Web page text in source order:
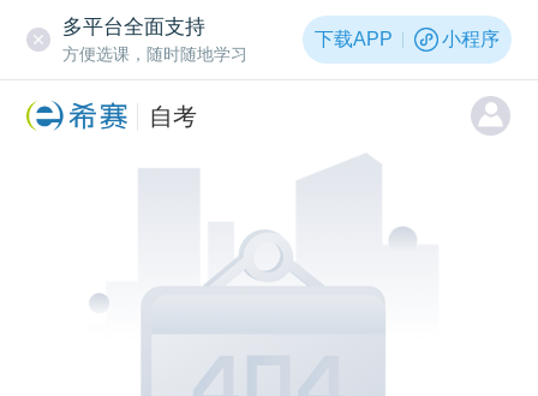
多平台全面支持
方便选课，随时随地学习
下载APP 小程序
自考